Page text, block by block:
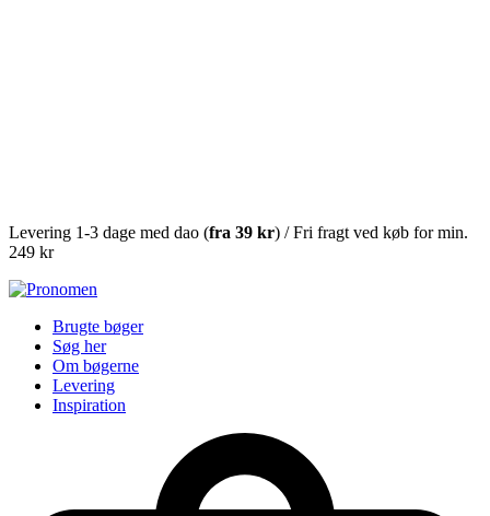
Levering 1-3 dage med dao (fra 39 kr) / Fri fragt ved køb for min.
249 kr
Brugte bøger
Søg her
Om bøgerne
Levering
Inspiration